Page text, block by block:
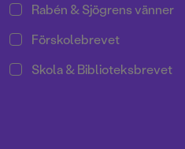
Rabén & Sjögrens vänner
Förskolebrevet
Skola & Biblioteksbrevet